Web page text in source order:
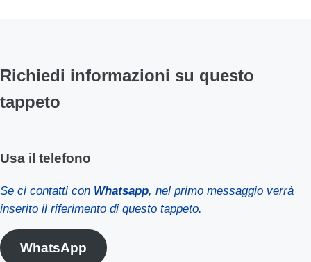
Richiedi informazioni su questo
tappeto
Usa il telefono
Se ci contatti con Whatsapp, nel primo messaggio verrà
inserito il riferimento di questo tappeto.
WhatsApp